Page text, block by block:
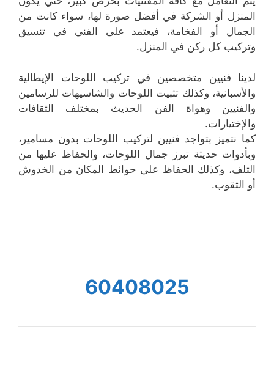
المنزل أو الشركة في أفضل صورة لها، سواء كانت من
الجمال أو الفخامة، فيعتمد على الفني في تنسيق
وتركيب كل ركن في المنزل.
لدينا فنيين متخصصين في تركيب اللوحات الإيطالية
والأسبانية، وكذلك تثبيت اللوحات والشاسيهات للرسامين
والفنيين وهواة الفن الحديث بمختلف الثقافات
والإختيارات.
كما نتميز بتواجد فنيين لتركيب اللوحات بدون مسامير،
وبأدوات حديثة تبرز جمال اللوحات، والحفاظ عليها من
التلف، وكذلك الحفاظ على حوائط المكان من الخدوش
أو الثقوب.
60408025